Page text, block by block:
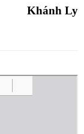
Khánh Ly